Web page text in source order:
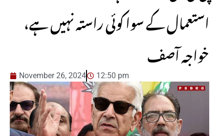
استعمال کے سوا کوئی راستہ نہیں ہے،
خواجہ آصف
November 26, 2024 12:50 pm